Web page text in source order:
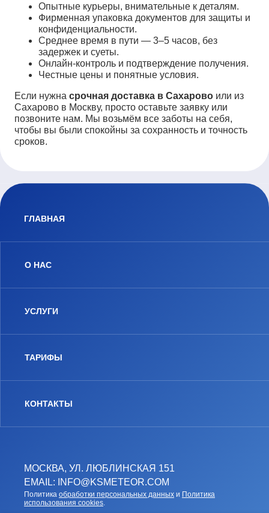
Опытные курьеры, внимательные к деталям.
Фирменная упаковка документов для защиты и
конфиденциальности.
Среднее время в пути — 3–5 часов, без
задержек и суеты.
Онлайн-контроль и подтверждение получения.
Честные цены и понятные условия.
Если нужна срочная доставка в Сахарово или из
Сахарово в Москву, просто оставьте заявку или
позвоните нам. Мы возьмём все заботы на себя,
чтобы вы были спокойны за сохранность и точность
сроков.
МОСКВА, УЛ. ЛЮБЛИНСКАЯ 151
EMAIL: INFO@KSMETEOR.COM
Политика обработки персональных данных и Политика
использования cookies.
ГЛАВНАЯ
О НАС
УСЛУГИ
ТАРИФЫ
КОНТАКТЫ